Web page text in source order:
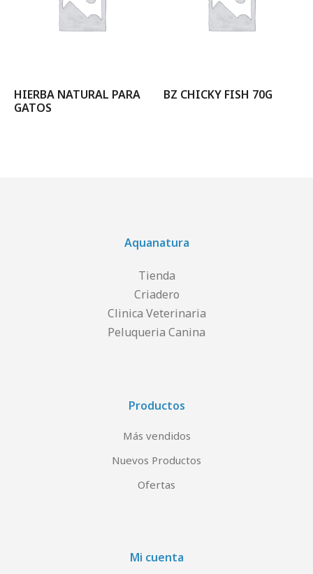
HIERBA NATURAL PARA
GATOS
BZ CHICKY FISH 70G
Aquanatura
Tienda
Criadero
Clinica Veterinaria
Peluqueria Canina
Productos
Más vendidos
Nuevos Productos
Ofertas
Mi cuenta